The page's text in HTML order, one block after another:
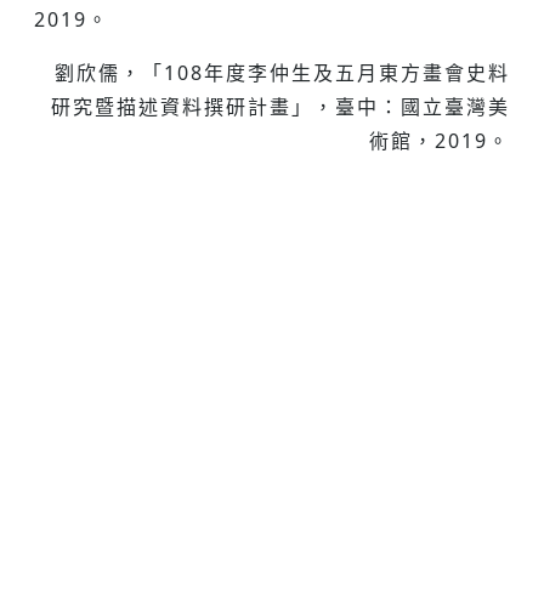
2019。
劉欣儒，「108年度李仲生及五月東方畫會史料
研究暨描述資料撰研計畫」，臺中：國立臺灣美
術館，2019。